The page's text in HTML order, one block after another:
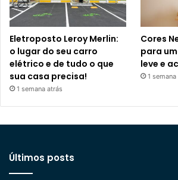
Eletroposto Leroy Merlin:
o lugar do seu carro
elétrico e de tudo o que
sua casa precisa!
1 semana atrás
Cores
para
leve e
1
Últimos posts